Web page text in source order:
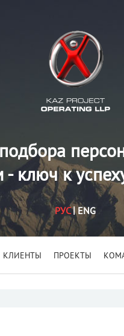
- ключ к
РУС ENG
КЛИЕНТЫ ПРОЕКТЫ